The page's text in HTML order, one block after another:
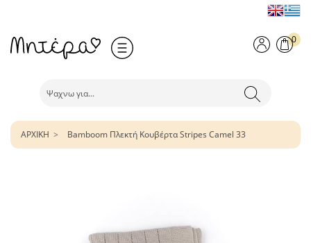
0
ΑΡΧΙΚΗ Bamboom Πλεκτή Κουβέρτα Stripes Camel 33